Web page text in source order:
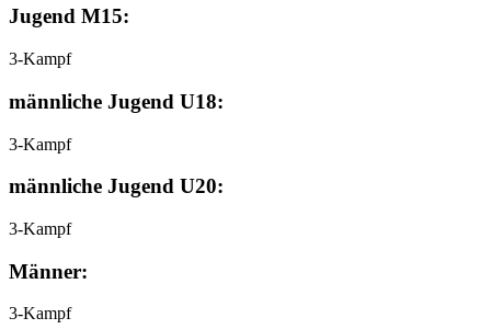
Jugend M15:
3-Kampf
männliche Jugend U18:
3-Kampf
männliche Jugend U20:
3-Kampf
Männer:
3-Kampf